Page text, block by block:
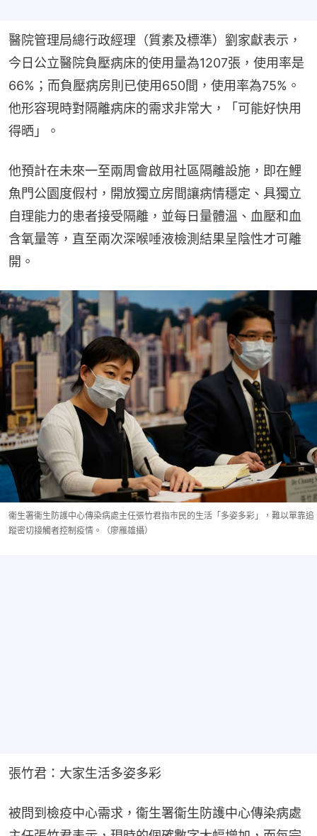
醫院管理局總行政經理（質素及標準）劉家獻表示，
今日公立醫院負壓病床的使用量為1207張，使用率是
66%；而負壓病房則已使用650間，使用率為75%。
他形容現時對隔離病床的需求非常大，「可能好快用
得晒」。
他預計在未來一至兩周會啟用社區隔離設施，即在鯉
魚門公園度假村，開放獨立房間讓病情穩定、具獨立
自理能力的患者接受隔離，並每日量體溫、血壓和血
含氧量等，直至兩次深喉唾液檢測結果呈陰性才可離
開。
衞生署衞生防護中心傳染病處主任張竹君指市民的生活「多姿多彩」，難以單靠追
蹤密切接觸者控制疫情。（廖雁雄攝）
張竹君：大家生活多姿多彩
被問到檢疫中心需求，衞生署衞生防護中心傳染病處